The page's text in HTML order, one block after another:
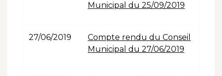
Municipal du 25/09/2019
27/06/2019
Compte rendu du Conseil
Municipal du 27/06/2019